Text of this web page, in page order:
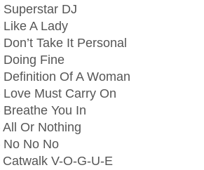
DJ
A Lady
Take It Personal
Fine
Of A Woman
Must Carry On
You In
Or Nothing
No No No
V-O-G-U-E